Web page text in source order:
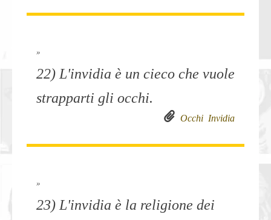
»
22) L'invidia è un cieco che vuole
strapparti gli occhi.
Invidia
Occhi
»
23) L'invidia è la religione dei